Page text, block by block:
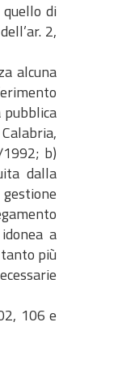
di
2,
alcuna
b)
dalla
a
più
106 e